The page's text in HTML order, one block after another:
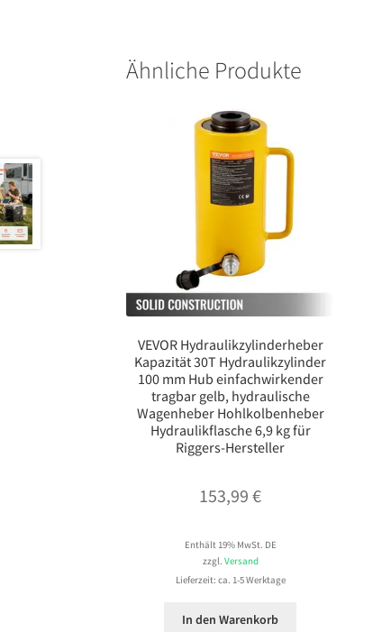
Ähnliche Produkte
VEVOR Hydraulikzylinderheber
Kapazität 30T Hydraulikzylinder
100 mm Hub einfachwirkender
tragbar gelb, hydraulische
Wagenheber Hohlkolbenheber
Hydraulikflasche 6,9 kg für
Riggers-Hersteller
153,99€
Enthält 19% MwSt. DE
zzgl. Versand
Lieferzeit: ca. 1-5 Werktage
In den Warenkorb